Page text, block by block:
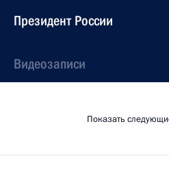
Президент России
Видеозаписи
Показать